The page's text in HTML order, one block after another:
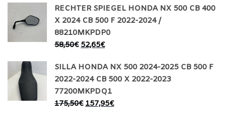
RECHTER SPIEGEL HONDA NX 500 CB 400
X 2024 CB 500 F 2022-2024 /
88210MKPDP0
58,50€ 52,65€
SILLA HONDA NX 500 2024-2025 CB 500 F
2022-2024 CB 500 X 2022-2023
77200MKPDQ1
175,50€ 157,95€